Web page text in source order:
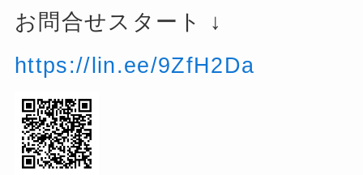
お問合せスタート ↓
https://lin.ee/9ZfH2Da